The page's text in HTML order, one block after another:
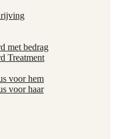
met bedrag
Treatment
voor hem
voor haar